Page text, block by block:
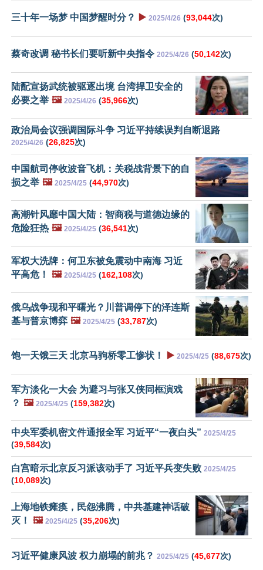
三十年一场梦 中国梦醒时分？ ▶️ 2025/4/26 (93,044次)
蔡奇改调 秘书长们要听新中央指令 2025/4/26 (50,142次)
陆配宣扬武统被驱逐出境 台湾捍卫安全的
必要之举 🖼️ 2025/4/26 (35,966次)
政治局会议强调国际斗争 习近平持续误判自断退路
2025/4/26 (26,825次)
中国航司停收波音飞机：关税战背景下的自
损之举 🖼️ 2025/4/25 (44,970次)
高潮针风靡中国大陆：智商税与道德边缘的
危险狂热 🖼️ 2025/4/25 (36,541次)
军权大洗牌：何卫东被免震动中南海 习近
平高危！
🖼️ 2025/4/25 (162,108次)
俄乌战争现和平曙光？川普调停下的泽连斯
基与普京博弈 🖼️ 2025/4/25 (33,787次)
饱一天饿三天 北京马驹桥零工惨状！ ▶️ 2025/4/25 (88,675次)
军方淡化一大会 为避习与张又侠同框演戏
？ 🖼️ 2025/4/25 (159,382次)
中央军委机密文件通报全军 习近平“一夜白头” 2025/4/25
(39,584次)
白宫暗示北京反习派该动手了 习近平兵变失败 2025/4/25
(10,089次)
上海地铁瘫痪，民怨沸腾，中共基建神话破
灭！
🖼️ 2025/4/25 (35,206次)
习近平健康风波 权力崩塌的前兆？ 2025/4/25 (45,677次)